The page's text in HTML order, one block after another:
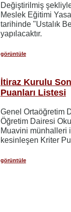
Değiştirilmiş şekliyle
Meslek Eğitimi
tarihinde "Ustalık
yapılacaktır.
görüntüle
İtiraz Kurulu
Puanları Listesi
Genel Ortaöğretim
Öğretim Dairesi
Muavini münhalleri
kesinleşen Kriter
görüntüle